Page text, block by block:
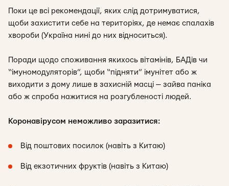
Поки це всі рекомендації, яких слід дотримуватися,
щоби захистити себе на територіях, де немає спалахів
хвороби (Україна нині до них відноситься).
Поради щодо споживання якихось вітамінів, БАДів чи
“імуномодуляторів”, щоби “підняти” імунітет або ж
виходити з дому лише в захисній масці — зайва паніка
або ж спроба нажитися на розгубленості людей.
Коронавірусом неможливо заразитися:
Від поштових посилок (навіть з Китаю)
Від екзотичних фруктів (навіть з Китаю)